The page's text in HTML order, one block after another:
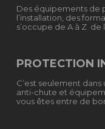
Des équipements de
l’installation, des
s’occupe de A à Z
PROTECTION
C’est seulement
anti-chute et
vous êtes entre de